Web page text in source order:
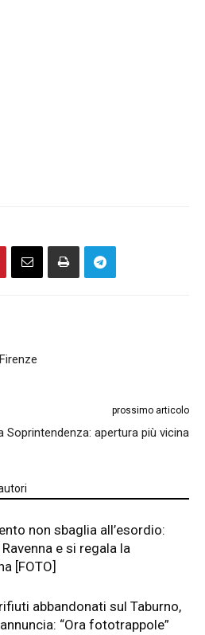
prossimo articolo
Soprintendenza: apertura più vicina
non sbaglia all’esordio:
e si regala la
[FOTO]
abbandonati sul Taburno,
“Ora fototrappole”